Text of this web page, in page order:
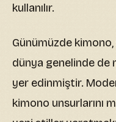
kullanılır.
Günümüzde
dünya genelinde de
yer edinmiştir.
kimono unsurlarını